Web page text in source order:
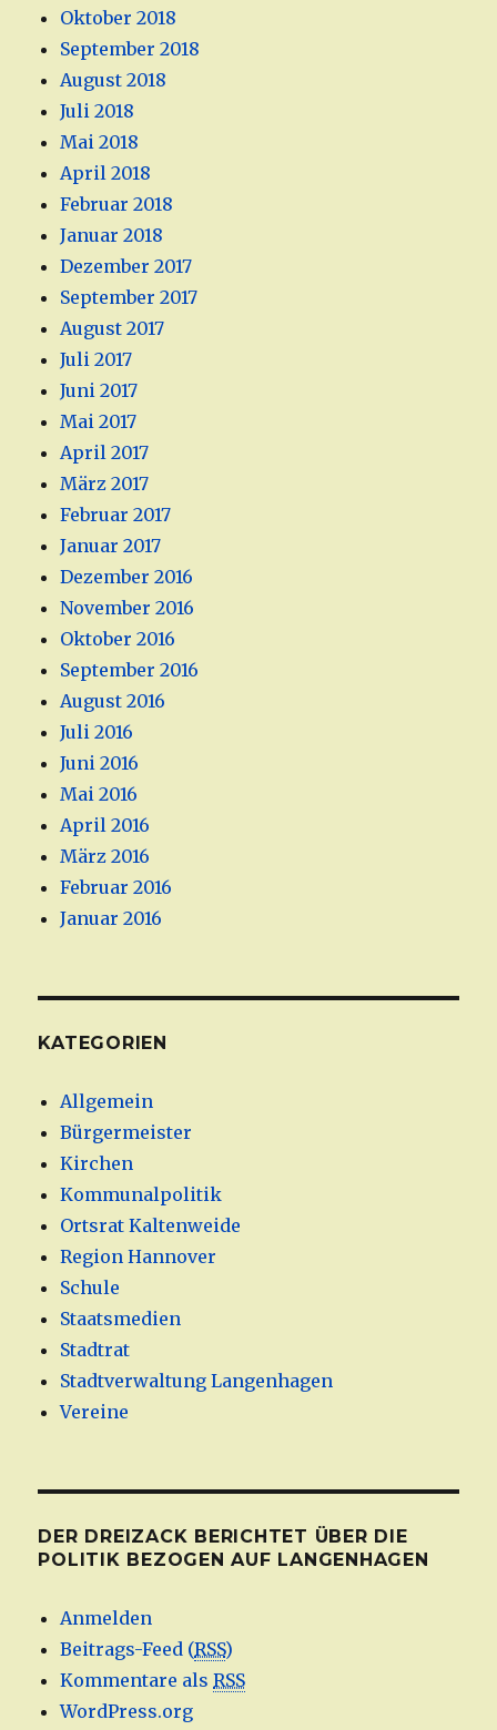
Oktober 2018
September 2018
August 2018
Juli 2018
Mai 2018
April 2018
Februar 2018
Januar 2018
Dezember 2017
September 2017
August 2017
Juli 2017
Juni 2017
Mai 2017
April 2017
März 2017
Februar 2017
Januar 2017
Dezember 2016
November 2016
Oktober 2016
September 2016
August 2016
Juli 2016
Juni 2016
Mai 2016
April 2016
März 2016
Februar 2016
Januar 2016
KATEGORIEN
Allgemein
Bürgermeister
Kirchen
Kommunalpolitik
Ortsrat Kaltenweide
Region Hannover
Schule
Staatsmedien
Stadtrat
Stadtverwaltung Langenhagen
Vereine
DER DREIZACK BERICHTET ÜBER DIE
POLITIK BEZOGEN AUF LANGENHAGEN
Anmelden
Beitrags-Feed (RSS)
Kommentare alsRSS
WordPress.org